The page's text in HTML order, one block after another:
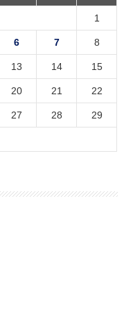
1
6 7 8
13 14 15
20 21 22
27 28 29